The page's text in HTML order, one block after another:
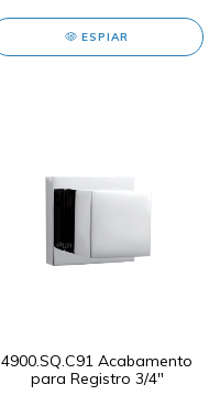
ESPIAR
4900.SQ.C91 Acabamento
para Registro 3/4"